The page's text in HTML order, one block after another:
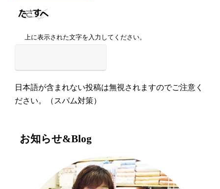
上に表示された文字を入力してください。
日本語が含まれない投稿は無視されますのでご注意く
ださい。（スパム対策）
お知らせ&Blog